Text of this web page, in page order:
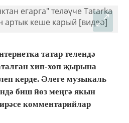
татар телендә
хип-хоп җырына
керде. Әлеге музыкаль
биш йөз меңгә якын
комментарийлар